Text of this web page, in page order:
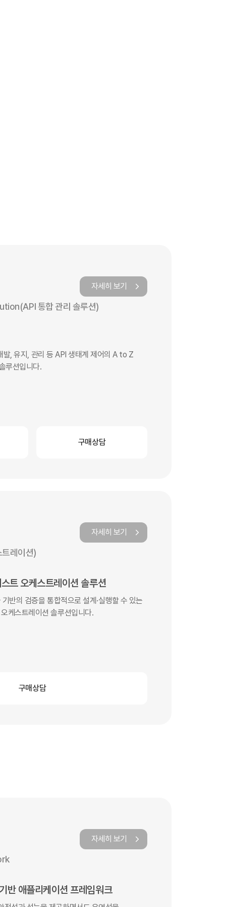
통합 관리 솔루션)
발, 유지, 관리 등 API 생태계 제어의 A to Z
루션입니다.
자세히 보기
구매상담
레이션)
트 오케스트레이션 솔루션
반의 검증을 통합적으로 설계·실행할 수 있는
케스트레이션 솔루션입니다.
자세히 보기
구매상담
반 애플리케이션 프레임워크
자세히 보기